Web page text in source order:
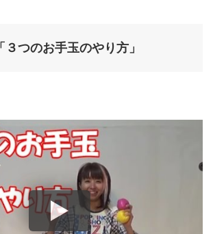
３つのお手玉のやり方」